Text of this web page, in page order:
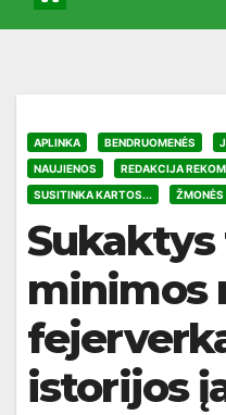
APLINKA BENDRUOMENĖS
NAUJIENOS
REDAKCIJA
SUSITINKA KARTOS...
ŽMONĖS
minimos
istorijos